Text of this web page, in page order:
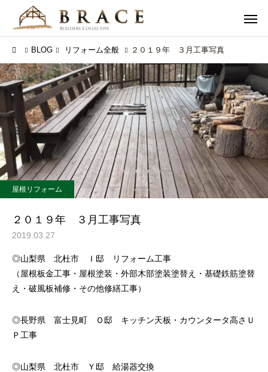
BLOG リフォーム全般 ２０１９年 ３月工事写真
屋根リフォーム
２０１９年 ３月工事写真
2019.03.27
◎山梨県 北杜市 Ｉ邸 リフォーム工事
（屋根板金工事・屋根塗装・外部木部塗装塗替え・基礎鉄筋塗替
え・破風板補修・その他修繕工事）
◎長野県 富士見町 Ｏ邸 キッチン天板・カウンタータ高さＵ
Ｐ工事
◎山梨県 北杜市 Ｙ邸 給湯器交換